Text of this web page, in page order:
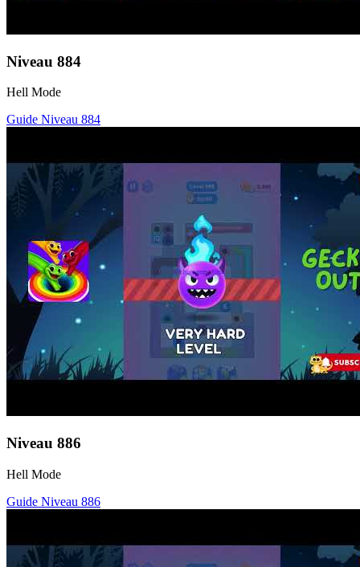
Niveau 884
Hell Mode
Guide Niveau 884
Niveau 886
Hell Mode
Guide Niveau 886